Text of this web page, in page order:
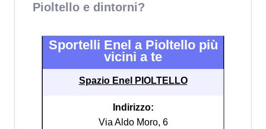
Pioltello e dintorni?
Sportelli Enel a Pioltello più
vicini a te
Spazio Enel PIOLTELLO
Indirizzo:
Via Aldo Moro, 6